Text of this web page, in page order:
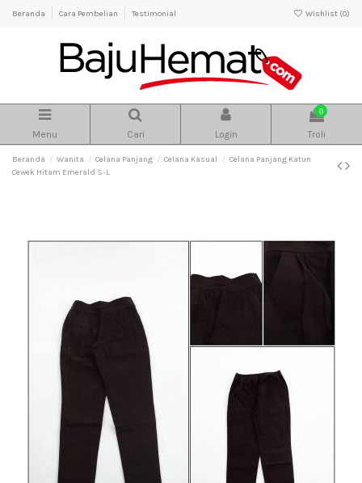
Beranda Cara Pembelian Testimonial Wishlist (0)
Menu Cari Login
0
Troli
Beranda Wanita Celana Panjang Celana Kasual
Celana Panjang Katun
Cewek Hitam Emerald S-L